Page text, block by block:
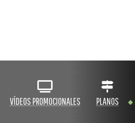
VÍDEOS PROMOCIONALES PLANOS